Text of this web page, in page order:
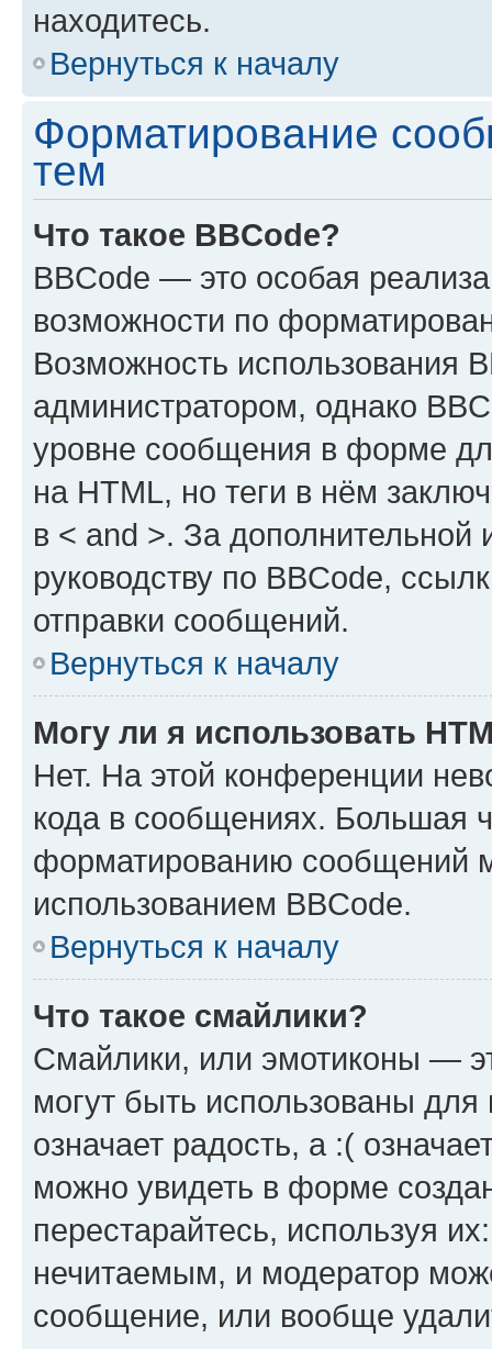
находитесь.
Вернуться к началу
Форматирование
тем
Что такое BBCode?
BBCode — это особая
возможности по
Возможность использования
администратором, однако
уровне сообщения в форме
на HTML, но теги в нём
в < and >. За
руководству по BBCode,
отправки сообщений.
Вернуться к началу
Могу ли я использовать
Нет. На этой конференции
кода в сообщениях. Большая
форматированию сообщений
использованием BBCode.
Вернуться к началу
Что такое смайлики?
Смайлики, или эмотиконы —
могут быть использованы
означает радость, а :(
можно увидеть в форме
перестарайтесь, используя
нечитаемым, и модератор
сообщение, или вообще